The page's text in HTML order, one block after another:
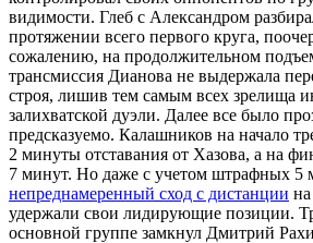
видимости. Глеб с Александром
протяжении всего первого круга,
сожалению, на продолжительном
трансмиссия Дианова не выдержала
строя, лишив тем самым всех зрелища
залихватской дуэли. Далее все было
предсказуемо. Калашников на начало
2 минуты отставания от Хазова, а на
7 минут. Но даже с учетом штрафных 5
непреднамеренный сход с дистанции
удержали свои лидирующие позиции.
основной группе замкнул Дмитрий